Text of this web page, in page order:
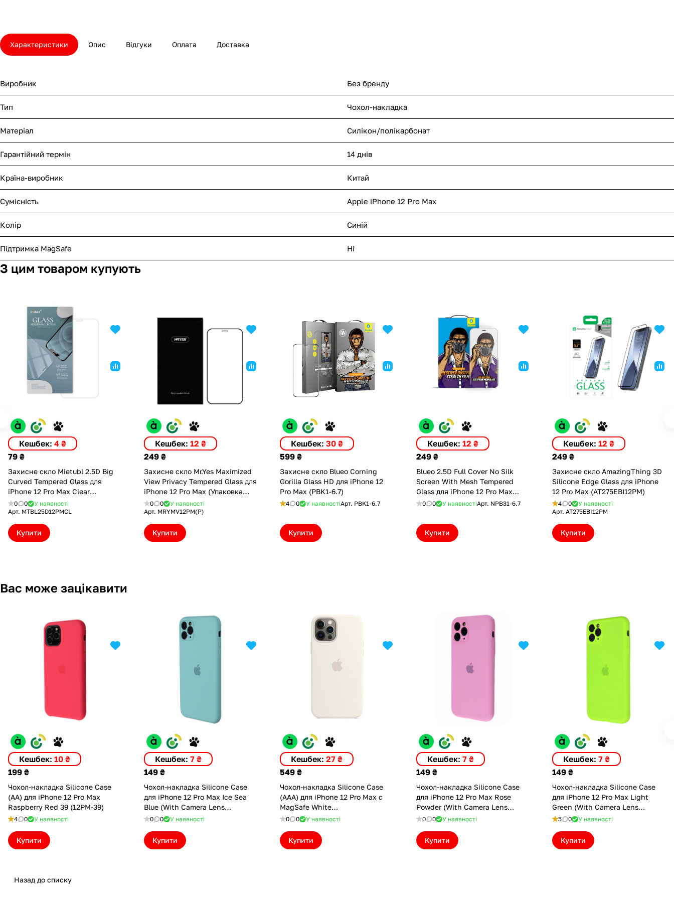
Характеристики Опис Відгуки Оплата Доставка
Виробник Без бренду
Тип Чохол-накладка
Матеріал Силікон/полікарбонат
Гарантійний термін 14 днів
Країна-виробник Китай
Сумісність Apple iPhone 12 Pro Max
Колір Синій
Підтримка MagSafe Ні
З цим товаром купують
Кешбек: 4 ₴
79 ₴
Захисне скло Mietubl 2.5D Big
Curved Tempered Glass для
iPhone 12 Pro Max Clear
(MTBL25D12PMCL)
0 0
У наявності
Арт. MTBL25D12PMCL
Купити
Кешбек:12 ₴
249 ₴
Захисне скло Mr.Yes Maximized
View Privacy Tempered Glass для
iPhone 12 Pro Max (Упаковка
конверт) (MRYMV12PM(P))
0 0
У наявності
Арт. MRYMV12PM(P)
Купити
Кешбек:30 ₴
599 ₴
Захисне скло Blueo Corning
Gorilla Glass HD для iPhone 12
Pro Max (PBK1-6.7)
4 0 У наявностіАрт. PBK1-6.7
Купити
Кешбек: 12 ₴
249 ₴
Blueo 2.5D Full Cover No Silk
Screen With Mesh Tempered
Glass для iPhone 12 Pro Max
(NPB31-6.7)
0 0 У наявностіАрт. NPB31-6.7
Купити
Кешбек: 12 ₴
249 ₴
Захисне скло AmazingThing 3D
Silicone Edge Glass для iPhone
12 Pro Max (AT275EBI12PM)
4 0
У наявності
Арт. AT275EBI12PM
Купити
Вас може зацікавити
Кешбек: 10 ₴
199 ₴
Чохол-накладка Silicone Case
(AA) для iPhone 12 Pro Max
Raspberry Red 39 (12PM-39)
4 0 У наявності
Купити
Кешбек:7 ₴
149 ₴
Чохол-накладка Silicone Case
для iPhone 12 Pro Max Ice Sea
Blue (With Camera Lens
Protection) (ASC12PMCLPIBL)
0 0 У наявності
Купити
Кешбек:27 ₴
549 ₴
Чохол-накладка Silicone Case
(AAA) для iPhone 12 Pro Max с
MagSafe White
(ASC12PMWHT(M))
0 0 У наявності
Купити
Кешбек: 7 ₴
149 ₴
Чохол-накладка Silicone Case
для iPhone 12 Pro Max Rose
Powder (With Camera Lens
Protection)
0 0 У наявності
Купити
Кешбек: 7 ₴
149 ₴
Чохол-накладка Silicone Case
для iPhone 12 Pro Max Light
Green (With Camera Lens
Protection) (ASC12PMCLPLGRN)
5 0 У наявності
Купити
Назад до списку